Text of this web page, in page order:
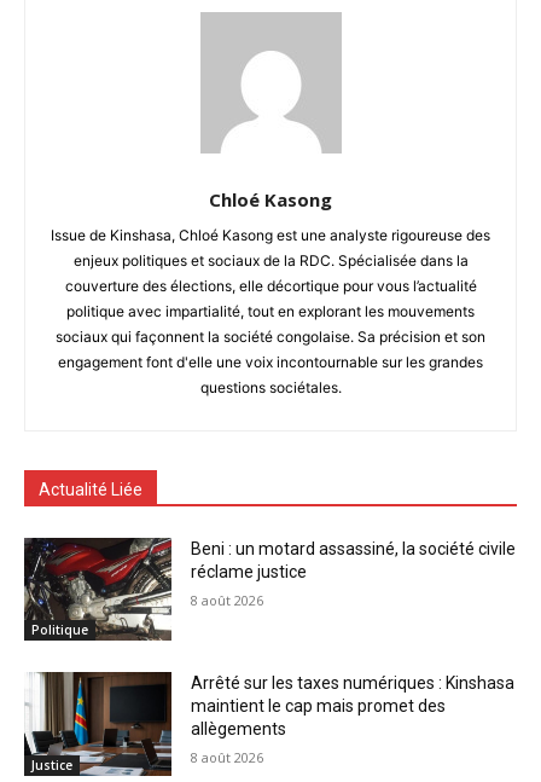
Chloé Kasong
Issue de Kinshasa, Chloé Kasong est une analyste rigoureuse des
enjeux politiques et sociaux de la RDC. Spécialisée dans la
couverture des élections, elle décortique pour vous l’actualité
politique avec impartialité, tout en explorant les mouvements
sociaux qui façonnent la société congolaise. Sa précision et son
engagement font d'elle une voix incontournable sur les grandes
questions sociétales.
Actualité Liée
Politique
Beni : un motard assassiné, la société civile
réclame justice
8 août 2026
Justice
Arrêté sur les taxes numériques : Kinshasa
maintient le cap mais promet des
allègements
8 août 2026